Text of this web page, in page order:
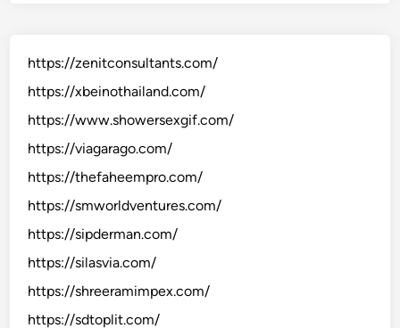
https://zenitconsultants.com/
https://xbeinothailand.com/
https://www.showersexgif.com/
https://viagarago.com/
https://thefaheempro.com/
https://smworldventures.com/
https://sipderman.com/
https://silasvia.com/
https://shreeramimpex.com/
https://sdtoplit.com/